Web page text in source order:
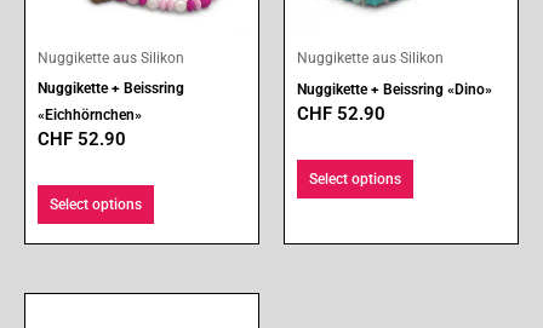
Nuggikette aus Silikon
Nuggikette + Beissring
«Eichhörnchen»
CHF 52.90
Select options
Nuggikette aus Silikon
Nuggikette + Beissring «Dino»
CHF 52.90
Select options